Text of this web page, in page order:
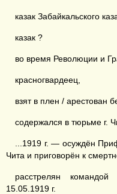
казак Забайкальского
казак ?
во время Революции и
красногвардеец,
взят в плен / арестован
содержался в тюрьме г.
...1919 г. — осуждён
Чита и приговорён к
расстрелян
15.05.1919 г.